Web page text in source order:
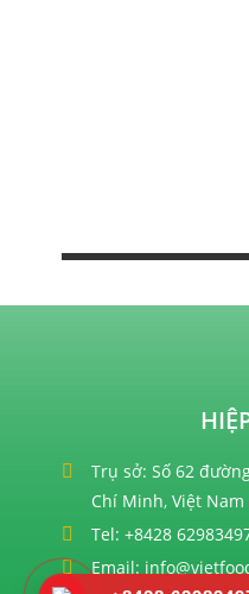
Trụ sở: Số 62
Chí Minh, Việt Nam
Tel: +8428
Email: